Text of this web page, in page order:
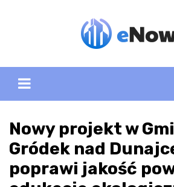
Nowy projekt w
Gródek nad
poprawi jakość